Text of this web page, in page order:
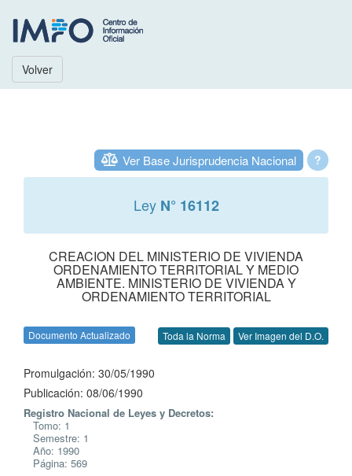
Volver
?
Ver Base Jurisprudencia Nacional
Ley N° 16112
CREACION DEL MINISTERIO DE VIVIENDA
ORDENAMIENTO TERRITORIAL Y MEDIO
AMBIENTE. MINISTERIO DE VIVIENDA Y
ORDENAMIENTO TERRITORIAL
Documento Actualizado Toda la Norma Ver Imagen del D.O.
Promulgación: 30/05/1990
Publicación: 08/06/1990
Registro Nacional de Leyes y Decretos:
Tomo: 1
Semestre: 1
Año: 1990
Página: 569